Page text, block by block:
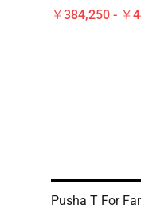
￥384,250 - ￥
Pusha T For